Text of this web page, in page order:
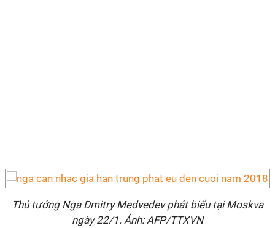
Thủ tướng Nga Dmitry Medvedev phát biểu tại Moskva
ngày 22/1. Ảnh: AFP/TTXVN